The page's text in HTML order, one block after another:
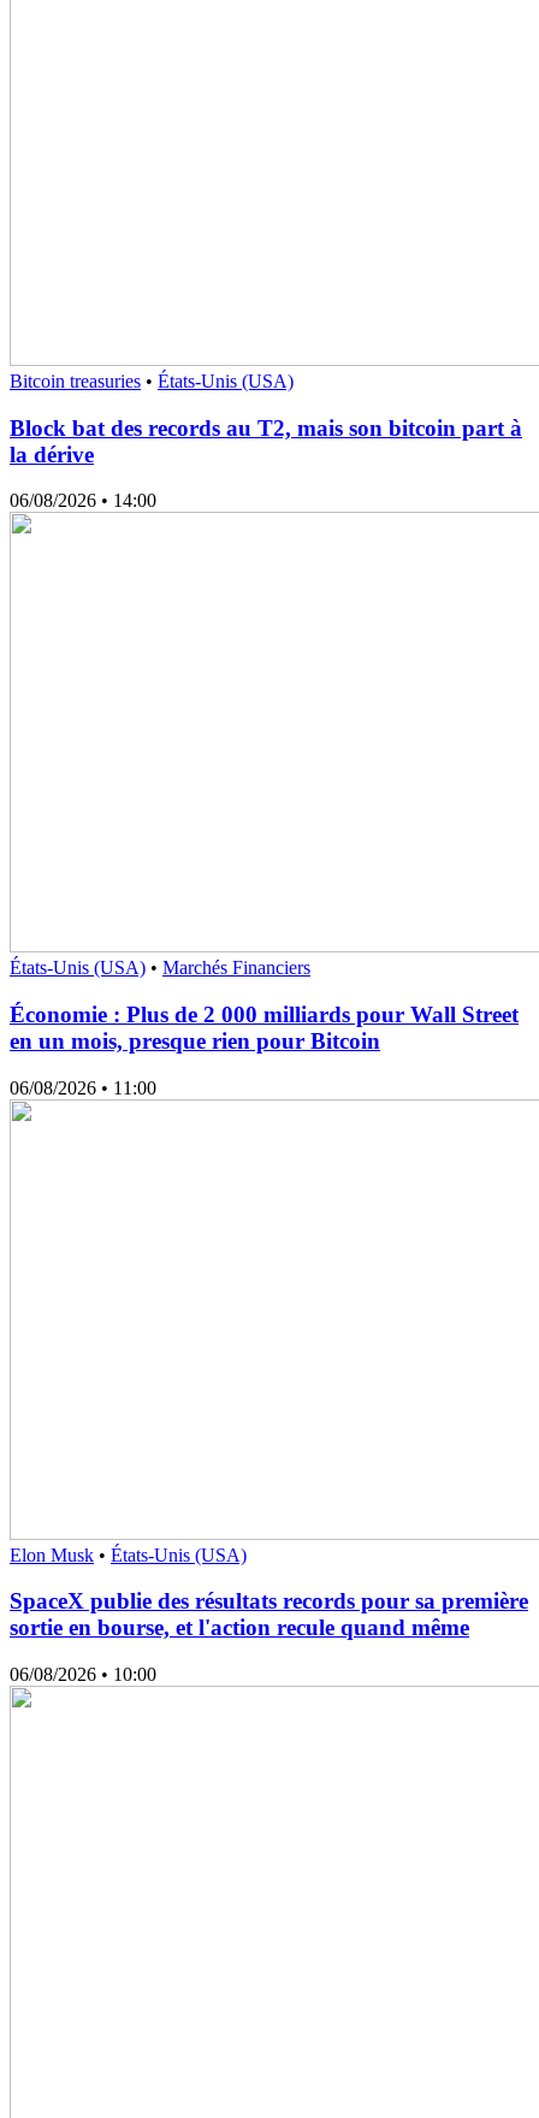
Bitcoin treasuries • États-Unis (USA)
Block bat des records au T2, mais son bitcoin part à
la dérive
06/08/2026 • 14:00
États-Unis (USA) • Marchés Financiers
Économie : Plus de 2 000 milliards pour Wall Street
en un mois, presque rien pour Bitcoin
06/08/2026 • 11:00
Elon Musk • États-Unis (USA)
SpaceX publie des résultats records pour sa première
sortie en bourse, et l'action recule quand même
06/08/2026 • 10:00